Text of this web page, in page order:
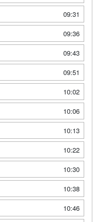
09:31
09:36
09:43
09:51
10:02
10:06
10:13
10:22
10:30
10:38
10:46